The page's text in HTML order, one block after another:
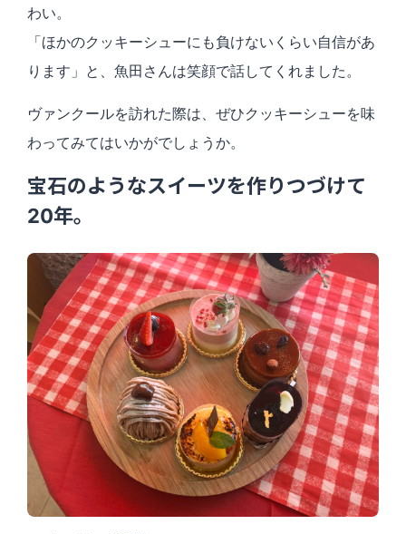
わい。
「ほかのクッキーシューにも負けないくらい自信があ
ります」と、魚田さんは笑顔で話してくれました。
ヴァンクールを訪れた際は、ぜひクッキーシューを味
わってみてはいかがでしょうか。
宝石のようなスイーツを作りつづけて
20年。